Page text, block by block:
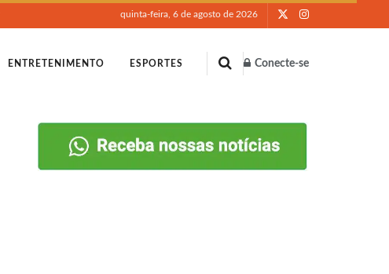
quinta-feira, 6 de agosto de 2026
ENTRETENIMENTO ESPORTES Conecte-se